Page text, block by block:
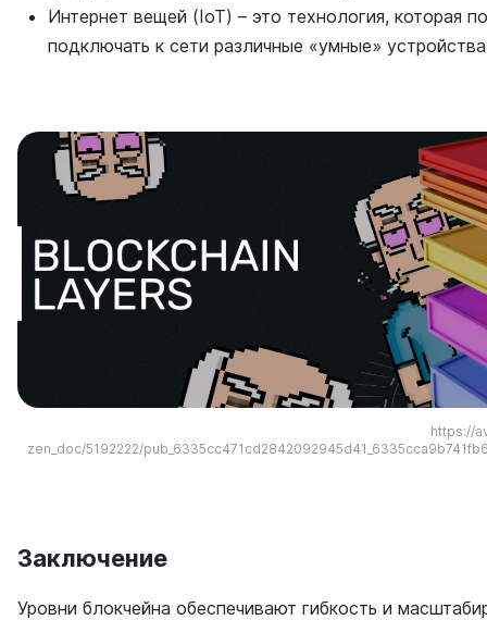
Интернет вещей (IoT) – это технология, которая
подключать к сети различные «умные»
https://
zen_doc/5192222/
Заключение
Уровни блокчейна обеспечивают гибкость и